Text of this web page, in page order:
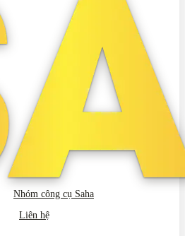
Nhóm công cụ Saha
Liên hệ